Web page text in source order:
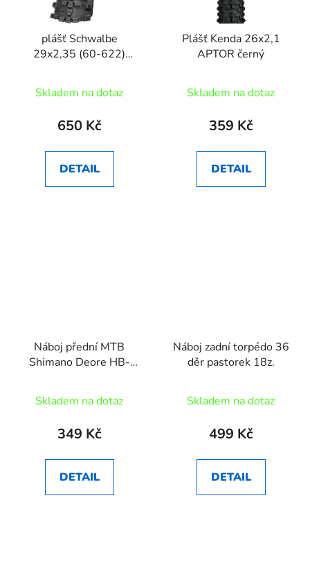
plášť Schwalbe
29x2,35 (60-622)
Skladem na dotaz
650 Kč
DETAIL
Plášť Kenda 26x2,1
APTOR černý
Skladem na dotaz
359 Kč
DETAIL
Náboj přední MTB
Shimano Deore HB-
Skladem na dotaz
349 Kč
DETAIL
Náboj zadní torpédo 36
děr pastorek 18z.
Skladem na dotaz
499 Kč
DETAIL